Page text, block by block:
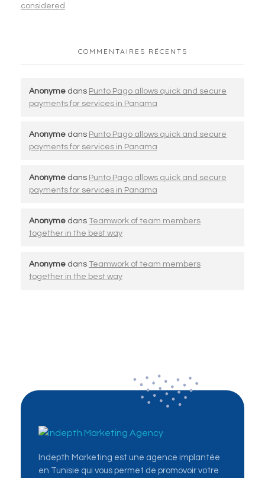
considered
COMMENTAIRES RÉCENTS
Anonyme dans Punto Pago allows quick and secure
payments for services in Panama
Anonyme dans Punto Pago allows quick and secure
payments for services in Panama
Anonyme dans Punto Pago allows quick and secure
payments for services in Panama
Anonyme dans Teamwork of team members
together in the best way
Anonyme dans Teamwork of team members
together in the best way
Indepth Marketing est une agence implantée
en Tunisie qui vous permet de promovoir votre